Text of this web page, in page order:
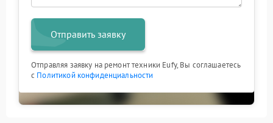
Отправить заявку
Отправляя заявку на ремонт техники Eufy, Вы соглашаетесь
с Политикой конфиденциальности